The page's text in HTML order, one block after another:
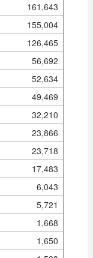
161,643
155,004
126,465
56,692
52,634
49,469
32,210
23,866
23,718
17,483
6,043
5,721
1,668
1,650